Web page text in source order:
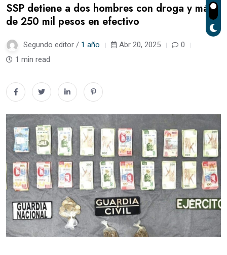
SSP detiene a dos hombres con droga y más
de 250 mil pesos en efectivo
Segundo editor / 1 año Abr 20, 2025
0
1 min read